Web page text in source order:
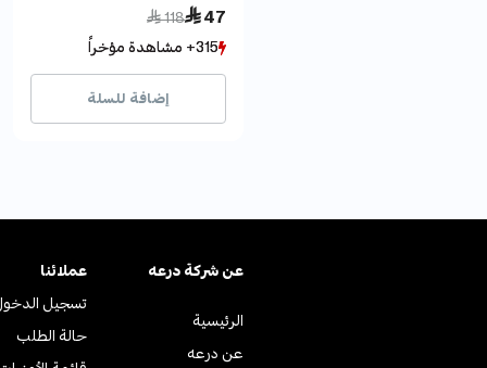
 47
Price reduced from
 118
to
315+ مشاهدة مؤخراً
416+ بيع مؤخراً
315+ مشاهدة مؤخراً
416+ بيع مؤخراً
إضافة للسلة
الرئيسية
عن درعه
عن ﺷﺮﻛﺔ درﻋﻪ
تسجيل
حالة الطلب
عملائنا